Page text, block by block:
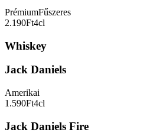
PrémiumFűszeres
2.190Ft4cl
Whiskey
Jack Daniels
Amerikai
1.590Ft4cl
Jack Daniels Fire